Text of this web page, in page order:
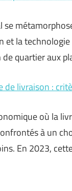
se
et la
quartier aux
de livraison :
où la
à un
En 2023,